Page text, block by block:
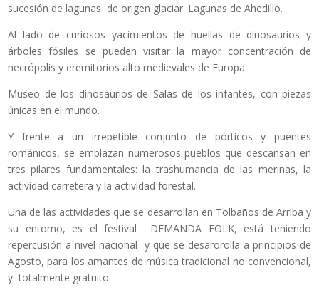
sucesión de lagunas de origen glaciar. Lagunas de Ahedillo.
Al lado de curiosos yacimientos de huellas de dinosaurios y
árboles fósiles se pueden visitar la mayor concentración de
necrópolis y eremitorios alto medievales de Europa.
Museo de los dinosaurios de Salas de los infantes, con piezas
únicas en el mundo.
Y frente a un irrepetible conjunto de pórticos y puentes
románicos, se emplazan numerosos pueblos que descansan en
tres pilares fundamentales: la trashumancia de las merinas, la
actividad carretera y la actividad forestal.
Una de las actividades que se desarrollan en Tolbaños de Arriba y
su entorno, es el festival DEMANDA FOLK, está teniendo
repercusión a nivel nacional y que se desarorolla a principios de
Agosto, para los amantes de música tradicional no convencional,
y totalmente gratuito.